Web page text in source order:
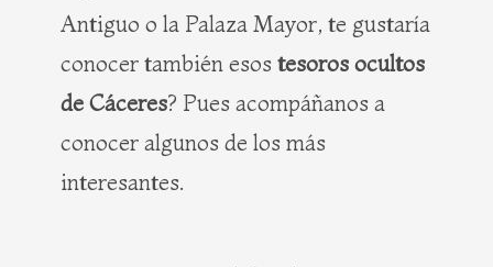
Antiguo o la Palaza Mayor, te gustaría
conocer también esos tesoros ocultos
de Cáceres? Pues acompáñanos a
conocer algunos de los más
interesantes.